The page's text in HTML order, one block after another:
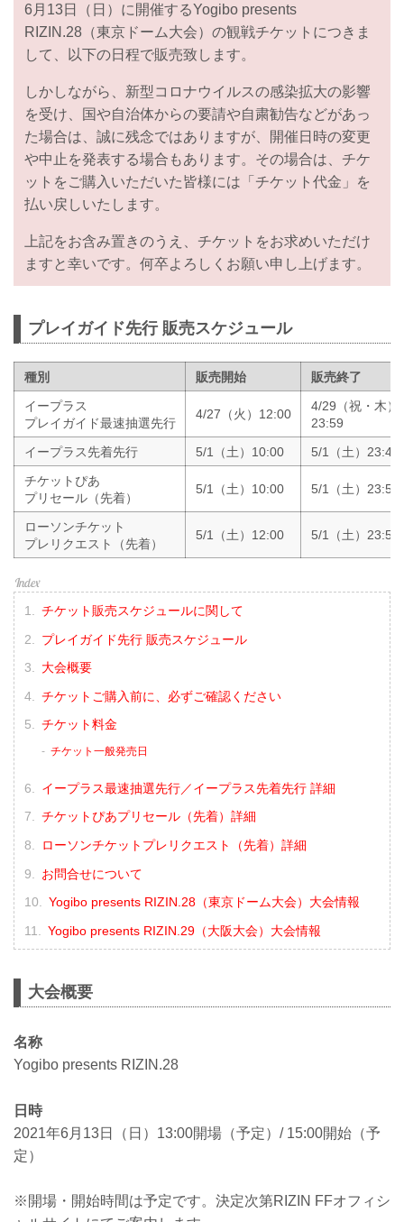
6月13日（日）に開催するYogibo presents
RIZIN.28（東京ドーム大会）の観戦チケットにつきま
して、以下の日程で販売致します。
しかしながら、新型コロナウイルスの感染拡大の影響
を受け、国や自治体からの要請や自粛勧告などがあっ
た場合は、誠に残念ではありますが、開催日時の変更
や中止を発表する場合もあります。その場合は、チケ
ットをご購入いただいた皆様には「チケット代金」を
払い戻しいたします。
上記をお含み置きのうえ、チケットをお求めいただけ
ますと幸いです。何卒よろしくお願い申し上げます。
プレイガイド先行 販売スケジュール
種別 販売開始
販売終了
イープラス
プレイガイド最速抽選先行
4/27（火）12:00
4/29（祝・木）
23:59
イープラス先着先行
5/1（土）10:00
5/1（土）23:40
チケットぴあ
プリセール（先着）
5/1（土）10:00 5/1（土）23:59
ローソンチケット
プレリクエスト（先着）
5/1（土）12:00 5/1（土）23:59
チケット販売スケジュールに関して
プレイガイド先行 販売スケジュール
大会概要
チケットご購入前に、必ずご確認ください
チケット料金
チケット一般発売日
イープラス最速抽選先行／イープラス先着先行 詳細
チケットぴあプリセール（先着）詳細
ローソンチケットプレリクエスト（先着）詳細
お問合せについて
Yogibo presents RIZIN.28（東京ドーム大会）大会情報
Yogibo presents RIZIN.29（大阪大会）大会情報
大会概要
名称
Yogibo presents RIZIN.28
日時
2021年6月13日（日）13:00開場（予定）/ 15:00開始（予
定）
※開場・開始時間は予定です。決定次第RIZIN FFオフィシ